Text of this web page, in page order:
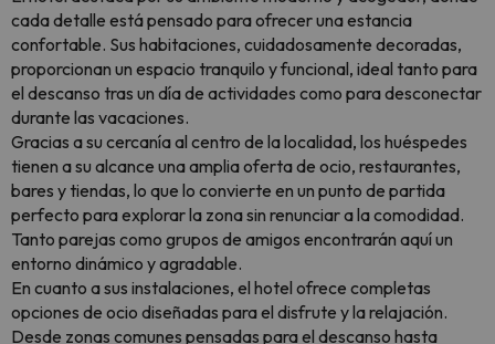
cada detalle está pensado para ofrecer una estancia
confortable. Sus habitaciones, cuidadosamente decoradas,
proporcionan un espacio tranquilo y funcional, ideal tanto para
el descanso tras un día de actividades como para desconectar
durante las vacaciones.
Gracias a su cercanía al centro de la localidad, los huéspedes
tienen a su alcance una amplia oferta de ocio, restaurantes,
bares y tiendas, lo que lo convierte en un punto de partida
perfecto para explorar la zona sin renunciar a la comodidad.
Tanto parejas como grupos de amigos encontrarán aquí un
entorno dinámico y agradable.
En cuanto a sus instalaciones, el hotel ofrece completas
opciones de ocio diseñadas para el disfrute y la relajación.
Desde zonas comunes pensadas para el descanso hasta